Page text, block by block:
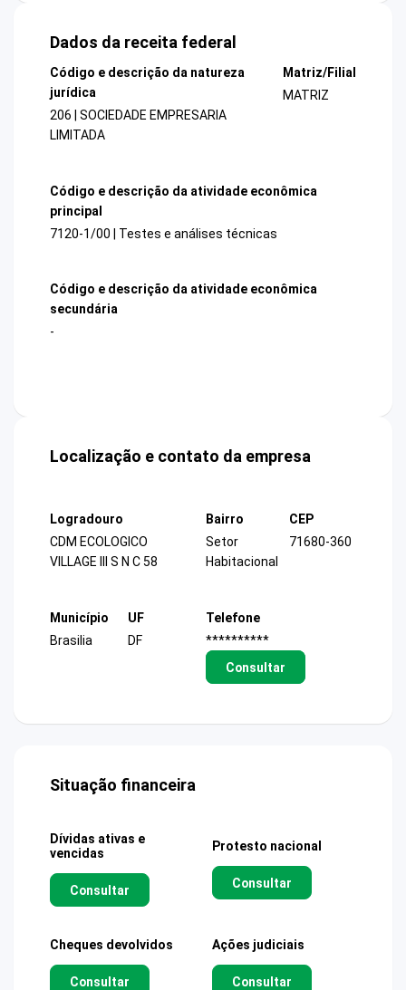
Dados da receita federal
Código e descrição da natureza
jurídica
206 | SOCIEDADE EMPRESARIA
LIMITADA
Matriz/Filial
MATRIZ
Código e descrição da atividade econômica
principal
7120-1/00 | Testes e análises técnicas
Código e descrição da atividade econômica
secundária
-
Localização e contato da empresa
Logradouro
CDM ECOLOGICO
VILLAGE III S N C 58
Bairro
Setor
Habitacional
CEP
71680-360
Município
Brasilia
UF
DF
Telefone
**********
Consultar
Situação financeira
Dívidas ativas e
vencidas
Consultar
Protesto nacional
Consultar
Cheques devolvidos
Consultar
Ações judiciais
Consultar